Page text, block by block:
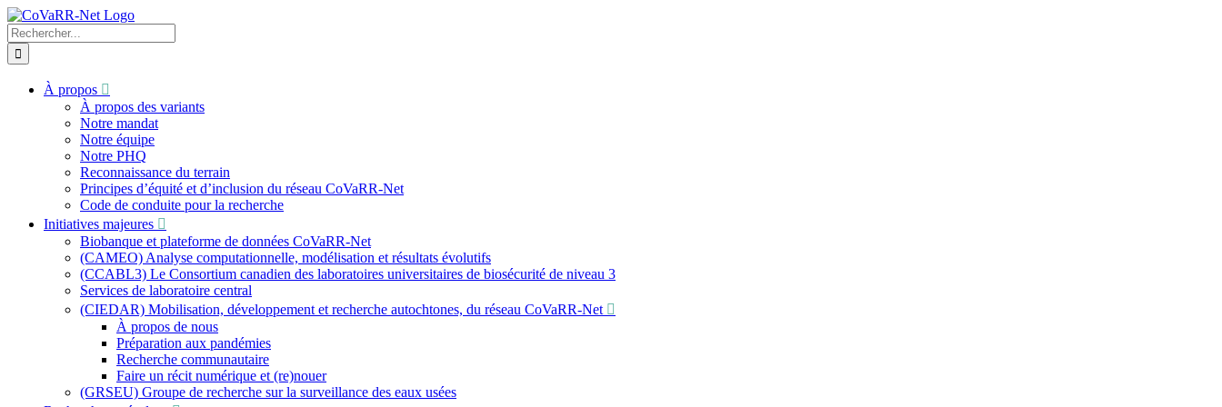
Skip
to
content
Recherche
sur
le
À propos
À propos des variants
Notre mandat
Notre équipe
Notre PHQ
Reconnaissance du terrain
Principes d’équité et d’inclusion du réseau CoVaRR-Net
Code de conduite pour la recherche
Initiatives majeures
Biobanque et plateforme de données CoVaRR-Net
(CAMEO) Analyse computationnelle, modélisation et résultats évolutifs
(CCABL3) Le Consortium canadien des laboratoires universitaires de biosécurité de niveau 3
Services de laboratoire central
(CIEDAR) Mobilisation, développement et recherche autochtones, du réseau CoVaRR-Net
À propos de nous
Préparation aux pandémies
Recherche communautaire
Faire un récit numérique et (re)nouer
(GRSEU) Groupe de recherche sur la surveillance des eaux usées